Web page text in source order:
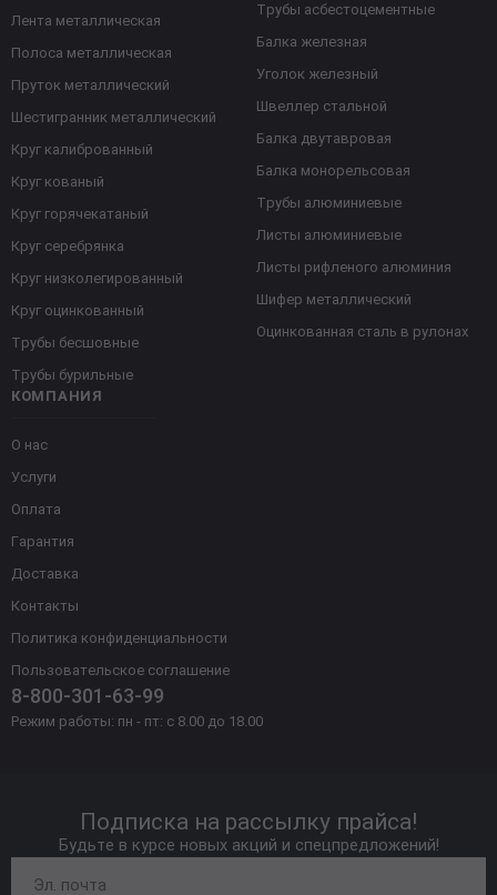
КОМПАНИЯ
О нас
Услуги
Оплата
Гарантия
Доставка
Контакты
Политика конфиденциальности
Пользовательское соглашение
8-800-301-63-99
Режим работы: пн - пт: с 8.00 до 18.00
Лента металлическая
Полоса металлическая
Пруток металлический
Шестигранник металлический
Круг калиброванный
Круг кованый
Круг горячекатаный
Круг серебрянка
Круг низколегированный
Круг оцинкованный
Трубы бесшовные
Трубы бурильные
Трубы асбестоцементные
Балка железная
Уголок железный
Швеллер стальной
Балка двутавровая
Балка монорельсовая
Трубы алюминиевые
Листы алюминиевые
Листы рифленого алюминия
Шифер металлический
Оцинкованная сталь в рулонах
Подписка на рассылку прайса!
Будьте в курсе новых акций и спецпредложений!